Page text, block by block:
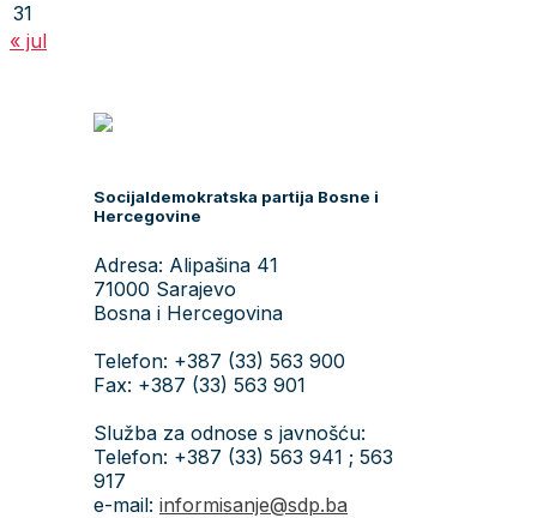
31
« jul
Socijaldemokratska partija Bosne i
Hercegovine
Adresa: Alipašina 41
71000 Sarajevo
Bosna i Hercegovina
Telefon: +387 (33) 563 900
Fax: +387 (33) 563 901
Služba za odnose s javnošću:
Telefon: +387 (33) 563 941 ; 563
917
e-mail: informisanje@sdp.ba